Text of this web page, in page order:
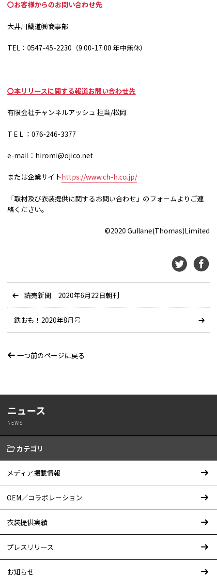
〇お客様からのお問い合わせ先
大井川鐵道㈱商事部
TEL： 0547-45-2230 （9:00-17:00 年中無休）
〇本リリースに関する報道お問い合わせ先
有限会社チャンネルアッシュ 担当/松岡
T E L ： 076-246-3377
e-mail： hiromi@ojico.net
または企業サイトhttps://www.ch-h.co.jp/
「取材及び衣装提供に関するお問い合わせ」のフォームよりご連
絡ください。
©2020 Gullane(Thomas)Limited
読売新聞 2020年6月22日朝刊
鉄おも！2020年8月号
一つ前のページに戻る
ニュース
NEWS
カテゴリ
メディア掲載情報
OEM／コラボレーション
衣装提供実績
プレスリリース
お知らせ